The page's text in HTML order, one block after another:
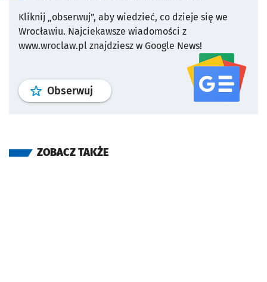
Kliknij „obserwuj”, aby wiedzieć, co dzieje się we
Wrocławiu. Najciekawsze wiadomości z
www.wroclaw.pl znajdziesz w Google News!
Obserwuj profil serwisu
ZOBACZ TAKŻE